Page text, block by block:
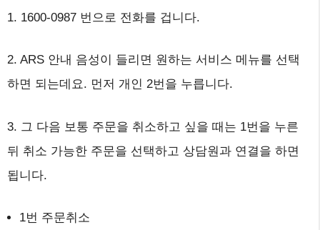
1. 1600-0987 번으로 전화를 겁니다.
2. ARS 안내 음성이 들리면 원하는 서비스 메뉴를 선택
하면 되는데요. 먼저 개인 2번을 누릅니다.
3. 그 다음 보통 주문을 취소하고 싶을 때는 1번을 누른
뒤 취소 가능한 주문을 선택하고 상담원과 연결을 하면
됩니다.
1번 주문취소